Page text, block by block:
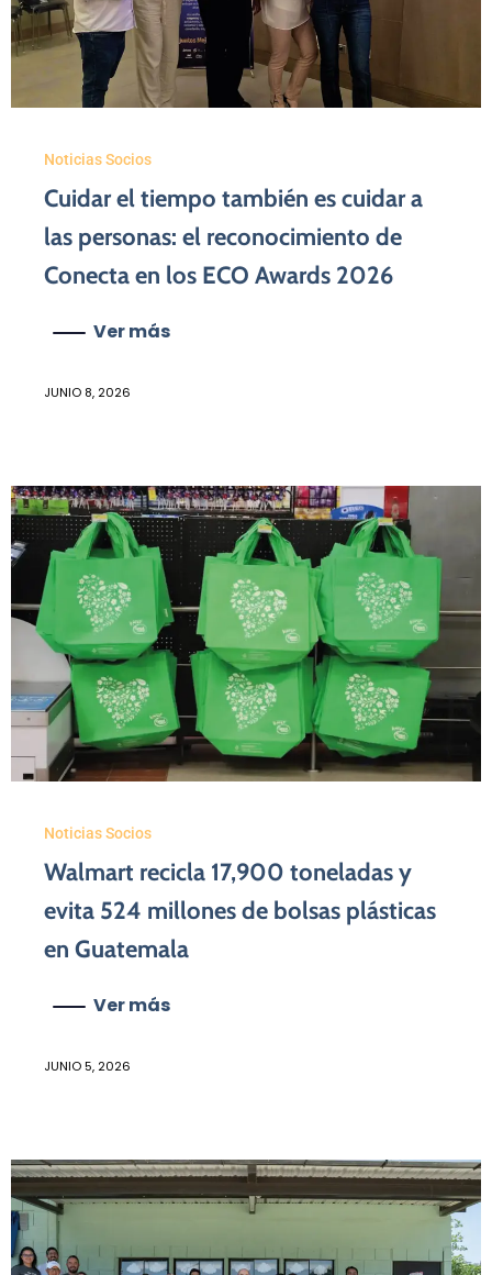
Noticias Socios
Cuidar el tiempo también es cuidar a
las personas: el reconocimiento de
Conecta en los ECO Awards 2026
Ver más
JUNIO 8, 2026
Noticias Socios
Walmart recicla 17,900 toneladas y
evita 524 millones de bolsas plásticas
en Guatemala
Ver más
JUNIO 5, 2026